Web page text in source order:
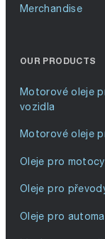
Merchandise
OUR PRODUCTS
Motorové oleje
vozidla
Motorové oleje
Oleje pro
Oleje pro
Oleje pro